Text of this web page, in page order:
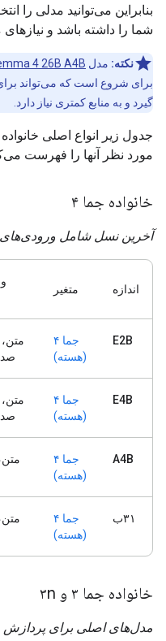
بنابراین می‌توانید مدلی را
شما را داشته باشد و
نکته: مدل 4 26B A4B
برای شروع است که می‌تواند برای
گیرد و به منابع کمتری نیاز دارد.
مورد نظر آنها را فهرست
خانواده جما ۴
آخرین نسل شامل ورودی‌های
اندازه متغیر
E2B
جما ۴
(هسته)
متن،
E4B
جما ۴
(هسته)
متن،
A4B
جما ۴
(هسته)
۳۱ب
جما ۴
(هسته)
خانواده جما ۳ و ۳n
مدل‌های اصلی برای پردازش